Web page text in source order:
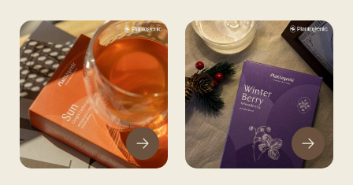
฿
This
product
has
multiple
variants.
The
options
may
This
product
has
multiple
variants.
The
options
may